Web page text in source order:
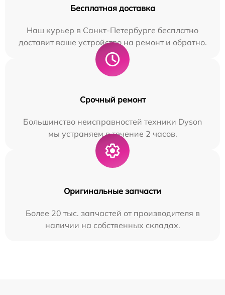
Бесплатная доставка
Наш курьер в Санкт-Петербурге бесплатно
доставит ваше устройство на ремонт и обратно.
Срочный ремонт
Большинство неисправностей техники Dyson
мы устраняем в течение 2 часов.
Оригинальные запчасти
Более 20 тыс. запчастей от производителя в
наличии на собственных складах.